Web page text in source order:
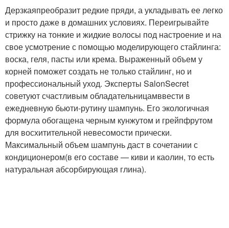
Дерзкаяпреобразит редкие пряди, а укладывать ее легко
и просто даже в домашних условиях. Переигрывайте
стрижку на тонкие и жидкие волосы под настроение и на
свое усмотрение с помощью моделирующего стайлинга:
воска, геля, пасты или крема. Выраженный объем у
корней поможет создать не только стайлинг, но и
профессиональный уход. Эксперты SalonSecret
советуют счастливым обладательницамввести в
ежедневную бьюти-рутину шампунь. Его экологичная
формула обогащена черным кунжутом и грейпфрутом
для восхитительной невесомости прически.
Максимальный объем шампунь даст в сочетании с
кондиционером(в его составе — киви и каолин, то есть
натуральная абсорбирующая глина).